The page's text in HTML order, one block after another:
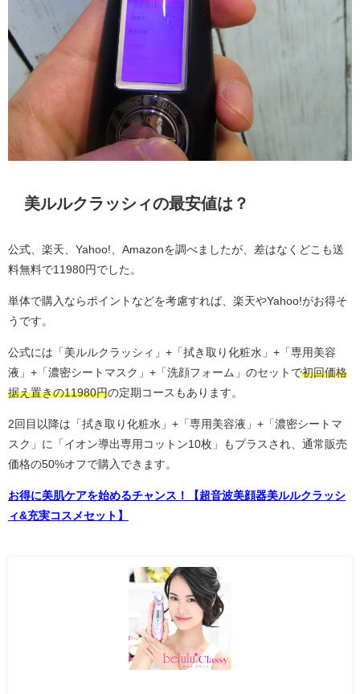
美ルルクラッシィの最安値は？
公式、楽天、Yahoo!、Amazonを調べましたが、差はなくどこも送
料無料で11980円でした。
単体で購入ならポイントなどを考慮すれば、楽天やYahoo!がお得そ
うです。
公式には「美ルルクラッシィ」+「拭き取り化粧水」+「専用美容
液」+「濃密シートマスク」+「洗顔フォーム」のセットで初回価格
据え置きの11980円の定期コースもあります。
2回目以降は「拭き取り化粧水」+「専用美容液」+「濃密シートマ
スク」に「イオン導出専用コットン10枚」もプラスされ、通常販売
価格の50%オフで購入できます。
お得に美肌ケアを始めるチャンス！【超音波美顔器美ルルクラッシ
ィ&充実コスメセット】